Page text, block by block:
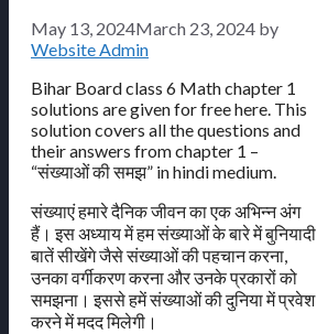
May 13, 2024March 23, 2024 by
Website Admin
Bihar Board class 6 Math chapter 1
solutions are given for free here. This
solution covers all the questions and
their answers from chapter 1 –
“संख्याओं की समझ” in hindi medium.
संख्याएं हमारे दैनिक जीवन का एक अभिन्न अंग
हैं। इस अध्याय में हम संख्याओं के बारे में बुनियादी
बातें सीखेंगे जैसे संख्याओं की पहचान करना,
उनका वर्गीकरण करना और उनके प्रकारों को
समझना। इससे हमें संख्याओं की दुनिया में प्रवेश
करने में मदद मिलेगी।